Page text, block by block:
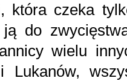
która czeka
do
wielu
Lukanów,